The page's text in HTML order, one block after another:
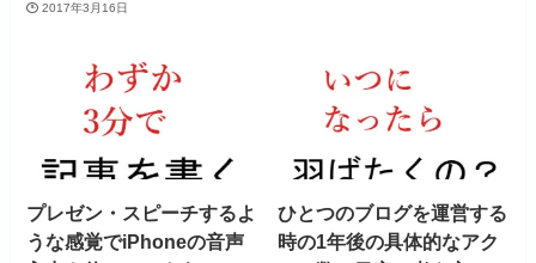
2017年3月16日
プレゼン・スピーチするよ
うな感覚でiPhoneの音声
ひとつのブログを運営する
時の1年後の具体的なアク